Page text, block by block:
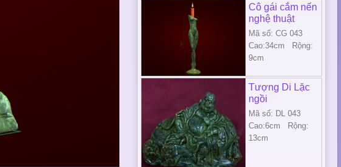
Cô gái cắm nến
nghệ thuật
Mã số: CG 043
Cao:34cm Rộng:
9cm
Tượng Di Lặc
ngồi
Mã số: DL 043
Cao:6cm Rộng:
13cm